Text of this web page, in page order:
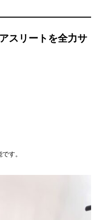
スリートを全力サ
す。